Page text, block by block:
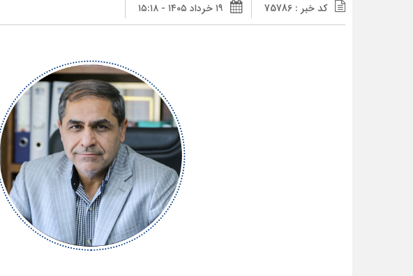
کد خبر : 75786 ۱۹ خرداد ۱۴۰۵ - ۱۵:۱۸